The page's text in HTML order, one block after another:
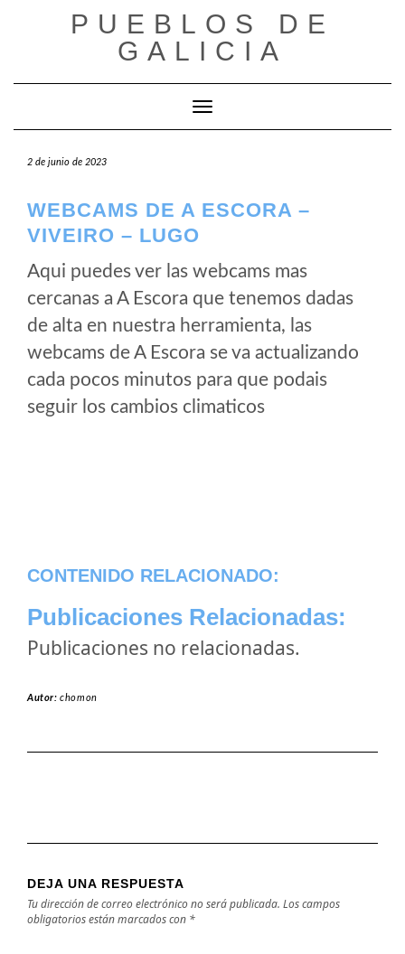
PUEBLOS DE
GALICIA
Cambiar modo de navegación
2 de junio de 2023
WEBCAMS DE A ESCORA –
VIVEIRO – LUGO
Aqui puedes ver las webcams mas
cercanas a A Escora que tenemos dadas
de alta en nuestra herramienta, las
webcams de A Escora se va actualizando
cada pocos minutos para que podais
seguir los cambios climaticos
CONTENIDO RELACIONADO:
Publicaciones Relacionadas:
Publicaciones no relacionadas.
Autor:chomon
DEJA UNA RESPUESTA
Tu dirección de correo electrónico no será publicada. Los campos
obligatorios están marcados con *